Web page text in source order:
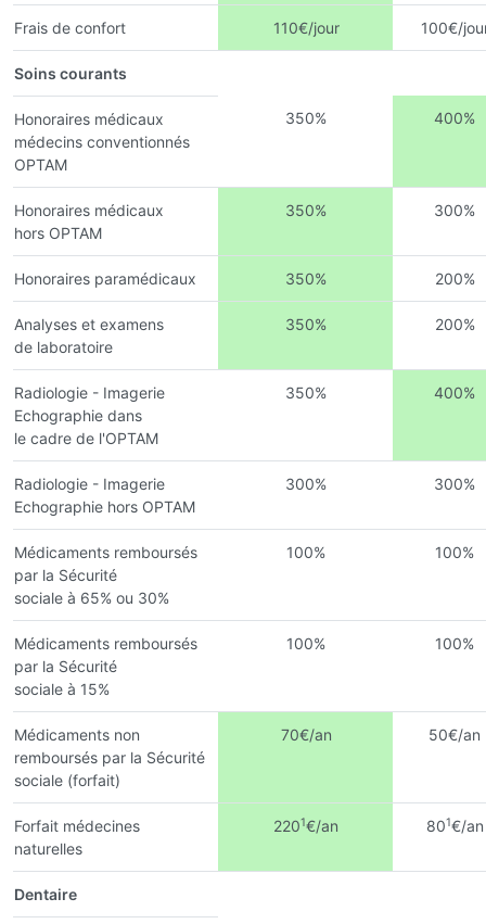
Frais de confort 110€/jour 100€/
Soins courants
Honoraires médicaux
médecins conventionnés
OPTAM
350% 400%
Honoraires médicaux
hors OPTAM
350% 300%
Honoraires paramédicaux 350% 200%
Analyses et examens
de laboratoire
350% 200%
Radiologie - Imagerie
Echographie dans
le cadre de l'OPTAM
350% 400%
Radiologie - Imagerie
Echographie hors OPTAM
300% 300%
Médicaments remboursés
par la Sécurité
sociale à 65% ou 30%
100% 100%
Médicaments remboursés
par la Sécurité
sociale à 15%
100% 100%
Médicaments non
remboursés par la Sécurité
sociale (forfait)
70€/an 50€/an
Forfait médecines
naturelles
2201€/an 801€/an
Dentaire